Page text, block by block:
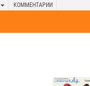
КОММЕНТАРИИ